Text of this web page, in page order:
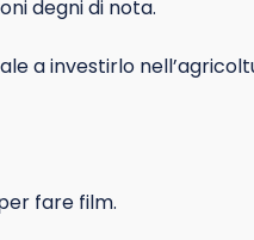
degni di nota.
a investirlo
fare film.